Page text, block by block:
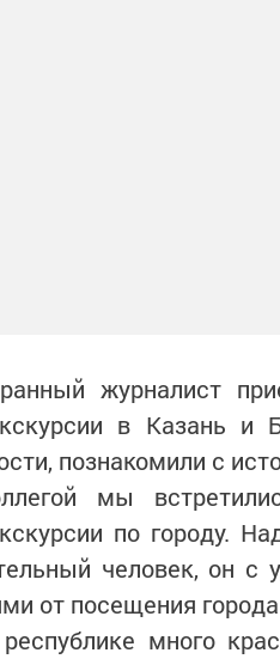
журналист
в Казань и
познакомили с
мы
по городу.
человек, он с
от посещения
много